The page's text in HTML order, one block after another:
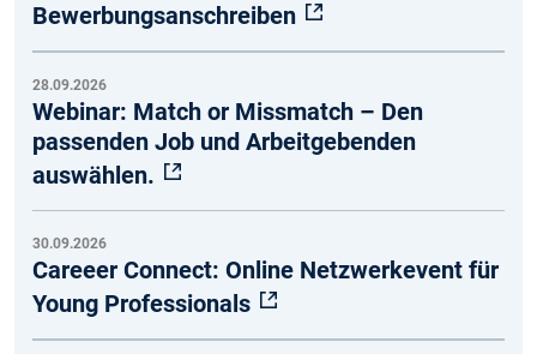
Bewerbungsanschreiben
28.09.2026
Webinar: Match or Missmatch – Den
passenden Job und Arbeitgebenden
auswählen.
30.09.2026
Careeer Connect: Online Netzwerkevent für
Young Professionals